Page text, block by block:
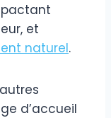
et
naturel.
d’accueil